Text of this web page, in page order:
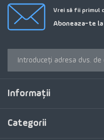
Vrei să fii primul
Aboneaza-te
Informaţii
Categorii